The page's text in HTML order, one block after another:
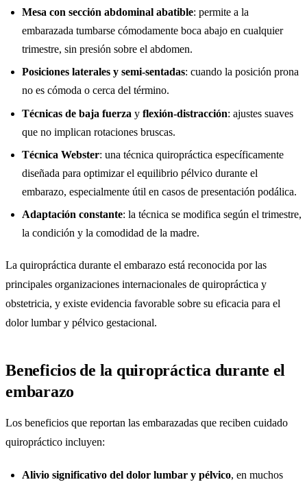
Mesa con sección abdominal abatible: permite a la
embarazada tumbarse cómodamente boca abajo en cualquier
trimestre, sin presión sobre el abdomen.
Posiciones laterales y semi-sentadas: cuando la posición prona
no es cómoda o cerca del término.
Técnicas de baja fuerza y flexión-distracción: ajustes suaves
que no implican rotaciones bruscas.
Técnica Webster: una técnica quiropráctica específicamente
diseñada para optimizar el equilibrio pélvico durante el
embarazo, especialmente útil en casos de presentación podálica.
Adaptación constante: la técnica se modifica según el trimestre,
la condición y la comodidad de la madre.
La quiropráctica durante el embarazo está reconocida por las
principales organizaciones internacionales de quiropráctica y
obstetricia, y existe evidencia favorable sobre su eficacia para el
dolor lumbar y pélvico gestacional.
Beneficios de la quiropráctica durante el
embarazo
Los beneficios que reportan las embarazadas que reciben cuidado
quiropráctico incluyen:
Alivio significativo del dolor lumbar y pélvico, en muchos